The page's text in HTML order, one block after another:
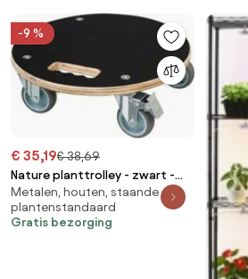
bloeirek voor het opkweken van
zaden, 120x35x180cm
-9 %
€ 35,19€ 38,69
Nature planttrolley - zwart -
Diameter 38 x H11cm
Metalen, houten, staande
plantenstandaard
Gratis bezorging